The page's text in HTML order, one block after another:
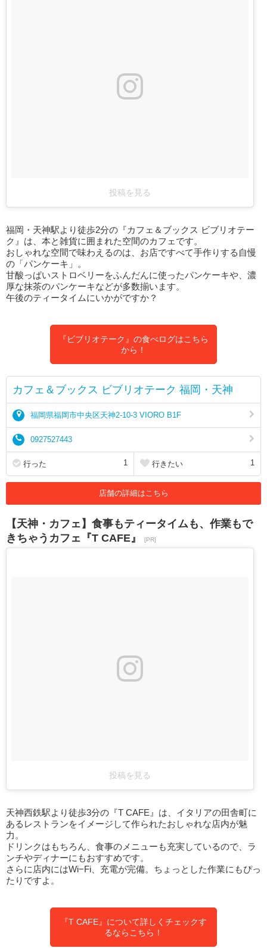
投稿を見る
福岡・天神駅より徒歩2分の『カフェ＆ブックス ビブリオテー
ク』は、本と雑貨に囲まれた空間のカフェです。
おしゃれな空間で味わえるのは、お店ですべて手作りする自慢
の「パンケーキ」。
甘酸っぱいストロベリーをふんだんに使ったパンケーキや、濃
厚な抹茶のパンケーキなどが多数揃います。
午後のティータイムにいかがですか？
『ビブリオテーク』の食べログはこちら
から！
カフェ＆ブックス ビブリオテーク 福岡・天神
福岡県福岡市中央区天神2-10-3 VIORO B1F
0927527443
行った 1 行きたい 1
店舗の詳細はこちら
【天神・カフェ】食事もティータイムも、作業もで
きちゃうカフェ『T CAFE』
[PR]
投稿を見る
天神西鉄駅より徒歩3分の『T CAFE』は、イタリアの田舎町に
あるレストランをイメージして作られたおしゃれな店内が魅
力。
ドリンクはもちろん、食事のメニューも充実しているので、ラ
ンチやディナーにもおすすめです。
さらに店内にはWi−Fi、充電が完備。ちょっとした作業にもぴっ
たりですよ。
『T CAFE』について詳しくチェックす
るならこちら！